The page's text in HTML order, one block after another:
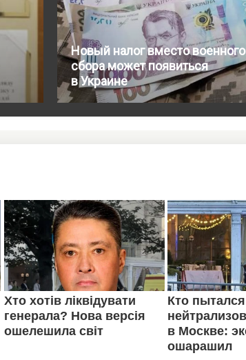
Новый налог вместо военного
сбора может появиться
в Украине